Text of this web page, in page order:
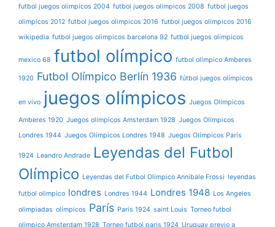
futbol juegos olimpicos 2004 futbol juegos olimpicos 2008 futbol juegos
olimpicos 2012 futbol juegos olimpicos 2016 futbol juegos olimpicos 2016
wikipedia futbol juegos olimpicos barcelona 92 futbol juegos olimpicos
mexico 68 futbol olímpico futbol olímpico Amberes
1920 Futbol Olímpico Berlín 1936 fútbol juegos olímpicos
en vivo juegos olímpicos Juegos Olímpicos
Amberes 1920 Juegos olímpicos Amsterdam 1928 Juegos Olímpicos
Londres 1944 Juegos Olímpicos Londres 1948 Juegos Olímpicos París
1924 Leandro Andrade Leyendas del Futbol
Olímpico Leyendas del Futbol Olímpico Annibale Frossi leyendas
futbol olimpico londres Londres 1944 Londres 1948 Los Angeles
olimpiadas olímpicos París París 1924 saint Louis Torneo futbol
olímpico Amsterdam 1928 Torneo futbol paris 1924 Uruguay previo a